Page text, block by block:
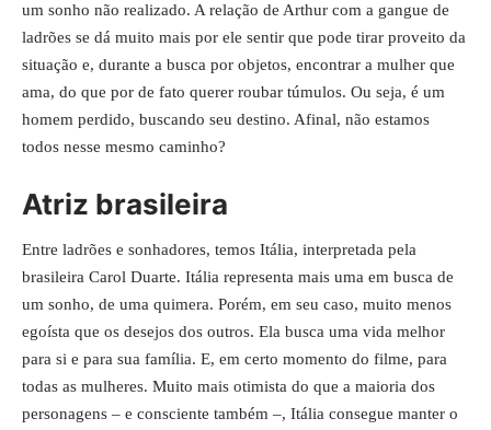
um sonho não realizado. A relação de Arthur com a gangue de
ladrões se dá muito mais por ele sentir que pode tirar proveito da
situação e, durante a busca por objetos, encontrar a mulher que
ama, do que por de fato querer roubar túmulos. Ou seja, é um
homem perdido, buscando seu destino. Afinal, não estamos
todos nesse mesmo caminho?
Atriz brasileira
Entre ladrões e sonhadores, temos Itália, interpretada pela
brasileira Carol Duarte. Itália representa mais uma em busca de
um sonho, de uma quimera. Porém, em seu caso, muito menos
egoísta que os desejos dos outros. Ela busca uma vida melhor
para si e para sua família. E, em certo momento do filme, para
todas as mulheres. Muito mais otimista do que a maioria dos
personagens – e consciente também –, Itália consegue manter o